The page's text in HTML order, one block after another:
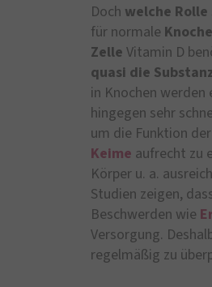
Doch welche
für normale
Zelle Vitamin D
quasi die
in Knochen
hingegen sehr
um die Funktion der
Keime aufrecht zu
Körper u. a.
Studien zeigen,
Beschwerden wie
Versorgung.
regelmäßig zu